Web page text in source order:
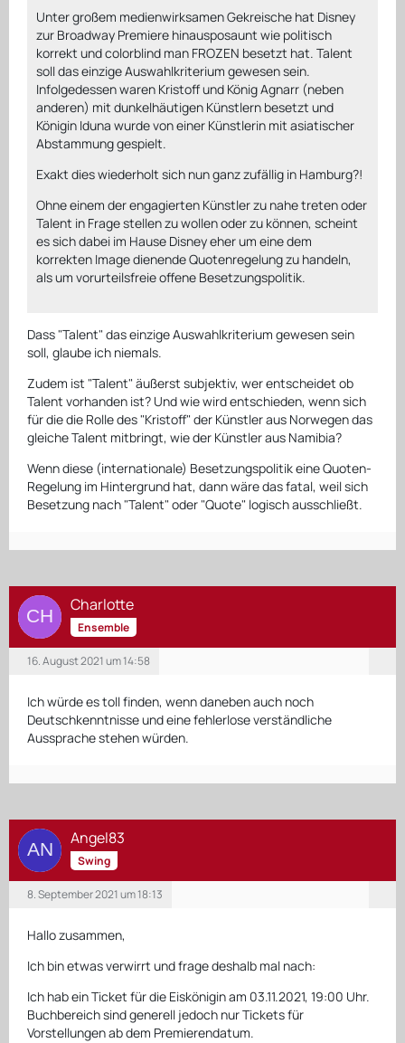
Unter großem medienwirksamen Gekreische hat Disney
zur Broadway Premiere hinausposaunt wie politisch
korrekt und colorblind man FROZEN besetzt hat. Talent
soll das einzige Auswahlkriterium gewesen sein.
Infolgedessen waren Kristoff und König Agnarr (neben
anderen) mit dunkelhäutigen Künstlern besetzt und
Königin Iduna wurde von einer Künstlerin mit asiatischer
Abstammung gespielt.
Exakt dies wiederholt sich nun ganz zufällig in Hamburg?!
Ohne einem der engagierten Künstler zu nahe treten oder
Talent in Frage stellen zu wollen oder zu können, scheint
es sich dabei im Hause Disney eher um eine dem
korrekten Image dienende Quotenregelung zu handeln,
als um vorurteilsfreie offene Besetzungspolitik.
Dass "Talent" das einzige Auswahlkriterium gewesen sein
soll, glaube ich niemals.
Zudem ist "Talent" äußerst subjektiv, wer entscheidet ob
Talent vorhanden ist? Und wie wird entschieden, wenn sich
für die die Rolle des "Kristoff" der Künstler aus Norwegen das
gleiche Talent mitbringt, wie der Künstler aus Namibia?
Wenn diese (internationale) Besetzungspolitik eine Quoten-
Regelung im Hintergrund hat, dann wäre das fatal, weil sich
Besetzung nach "Talent" oder "Quote" logisch ausschließt.
Charlotte
Ensemble
16. August 2021 um 14:58
Ich würde es toll finden, wenn daneben auch noch
Deutschkenntnisse und eine fehlerlose verständliche
Aussprache stehen würden.
Angel83
Swing
8. September 2021 um 18:13
Hallo zusammen,
Ich bin etwas verwirrt und frage deshalb mal nach:
Ich hab ein Ticket für die Eiskönigin am 03.11.2021, 19:00 Uhr.
Buchbereich sind generell jedoch nur Tickets für
Vorstellungen ab dem Premierendatum.